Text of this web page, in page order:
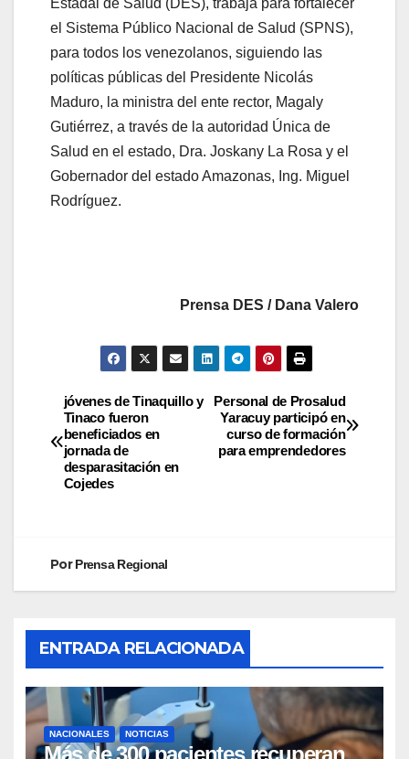
Estadal de Salud (DES), trabaja para fortalecer
el Sistema Público Nacional de Salud (SPNS),
para todos los venezolanos, siguiendo las
políticas públicas del Presidente Nicolás
Maduro, la ministra del ente rector, Magaly
Gutiérrez, a través de la autoridad Única de
Salud en el estado, Dra. Joskany La Rosa y el
Gobernador del estado Amazonas, Ing. Miguel
Rodríguez.
Prensa DES / Dana Valero
Personal de Prosalud
Yaracuy participó en
curso de formación
para emprendedores
jóvenes de Tinaquillo y
Tinaco fueron
beneficiados en
jornada de
desparasitación en
Cojedes
PorPrensa Regional
ENTRADA RELACIONADA
NACIONALES NOTICIAS